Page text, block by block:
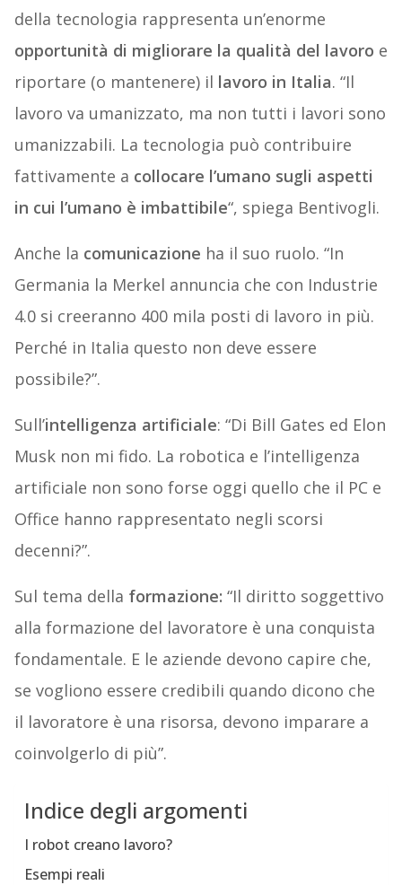
della tecnologia rappresenta un’enorme
opportunità di migliorare la qualità del lavoro e
riportare (o mantenere) il lavoro in Italia. “Il
lavoro va umanizzato, ma non tutti i lavori sono
umanizzabili. La tecnologia può contribuire
fattivamente a collocare l’umano sugli aspetti
in cui l’umano è imbattibile“, spiega Bentivogli.
Anche la comunicazione ha il suo ruolo. “In
Germania la Merkel annuncia che con Industrie
4.0 si creeranno 400 mila posti di lavoro in più.
Perché in Italia questo non deve essere
possibile?”.
Sull’intelligenza artificiale: “Di Bill Gates ed Elon
Musk non mi fido. La robotica e l’intelligenza
artificiale non sono forse oggi quello che il PC e
Office hanno rappresentato negli scorsi
decenni?”.
Sul tema della formazione: “Il diritto soggettivo
alla formazione del lavoratore è una conquista
fondamentale. E le aziende devono capire che,
se vogliono essere credibili quando dicono che
il lavoratore è una risorsa, devono imparare a
coinvolgerlo di più”.
Indice degli argomenti
I robot creano lavoro?
Esempi reali